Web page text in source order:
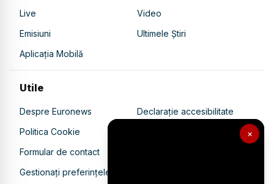
×
Live
Video
Emisiuni
Ultimele Știri
Aplicația Mobilă
Utile
Despre Euronews
Declarație accesibilitate
Politica Cookie
Politica de confidențialitate
Formular de contact
Gestionați preferințele